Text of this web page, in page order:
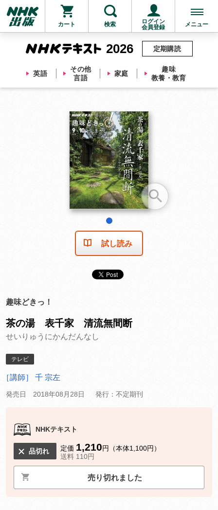
カート 検索
ログイン
会員登録
メニュー
2026
英語
その他
言語
家庭
趣味
教養・教育
定期購読
他にも商品を買う
試し読み
趣味どきっ！
茶の湯 表千家 清流無間断
せいりゅうにかんだんなし
テレビ
［講師］ 千 宗左
発売日 2018年08月28日 発行：不定期刊
NHKテキスト
品切れ 定価 1,210円（本体1,100円）
送料 110円
売り切れました